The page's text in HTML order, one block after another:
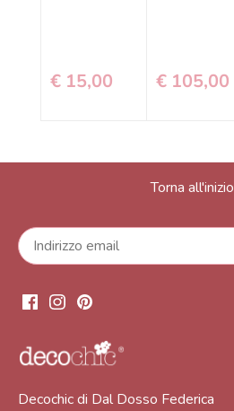
€ 15,00 € 105,00
Torna all'inizio
Decochic di Dal Dosso Federica